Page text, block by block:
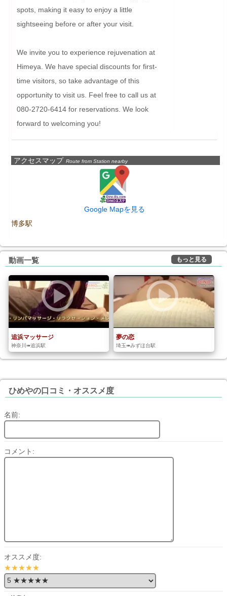
spots, making it easy to enjoy a little
sightseeing before or after your visit.
We invite you to experience rejuvenation at
Himeya. We have special discounts for first-
time visitors, so take advantage of this
opportunity to visit us. Feel free to call us at
080-2720-6414 for reservations. We look
forward to welcoming you!
アクセスマップ Route from Station nearby
Google Mapを見る
博多駅
動画一覧 もっと見る
追浜マッサージ
神奈川➠追浜駅
夢の恋
埼玉➠みずほ台駅
ひめやの口コミ・オススメ度
名前:
コメント:
オススメ度:
★★★★★